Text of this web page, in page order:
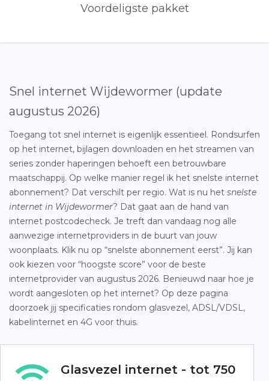
Voordeligste pakket
Snel internet Wijdewormer (update
augustus 2026)
Toegang tot snel internet is eigenlijk essentieel. Rondsurfen
op het internet, bijlagen downloaden en het streamen van
series zonder haperingen behoeft een betrouwbare
maatschappij. Op welke manier regel ik het snelste internet
abonnement? Dat verschilt per regio. Wat is nu het snelste
internet in Wijdewormer? Dat gaat aan de hand van
internet postcodecheck. Je treft dan vandaag nog alle
aanwezige internetproviders in de buurt van jouw
woonplaats. Klik nu op “snelste abonnement eerst”. Jij kan
ook kiezen voor “hoogste score” voor de beste
internetprovider van augustus 2026. Benieuwd naar hoe je
wordt aangesloten op het internet? Op deze pagina
doorzoek jij specificaties rondom glasvezel, ADSL/VDSL,
kabelinternet en 4G voor thuis.
Glasvezel internet - tot 750